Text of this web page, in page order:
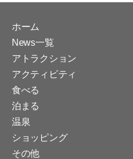
ホーム
News一覧
アトラクション
アクティビティ
食べる
泊まる
温泉
ショッピング
その他